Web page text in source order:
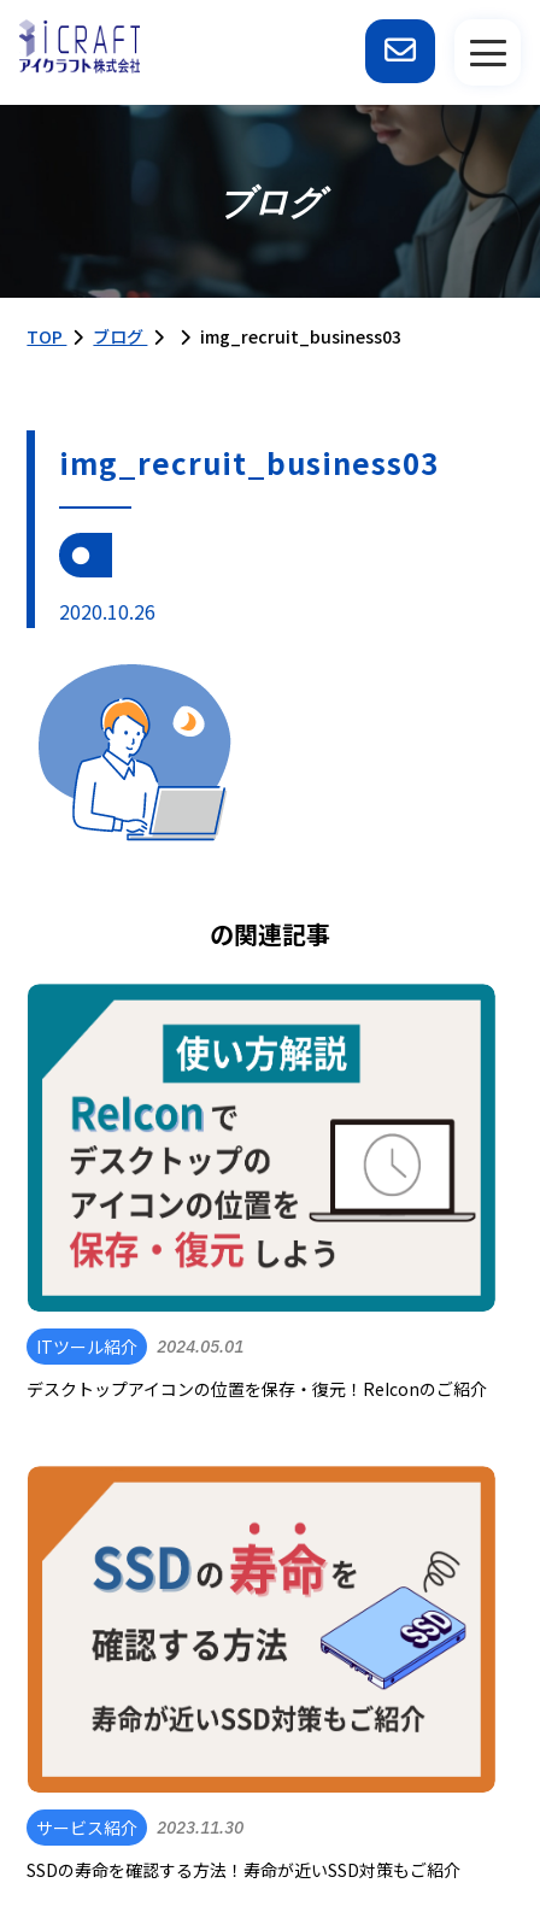
ブログ
TOP ブログ img_recruit_business03
img_recruit_business03
2020.10.26
の関連記事
ITツール紹介 2024.05.01
デスクトップアイコンの位置を保存・復元！ReIconのご紹介
サービス紹介 2023.11.30
SSDの寿命を確認する方法！寿命が近いSSD対策もご紹介